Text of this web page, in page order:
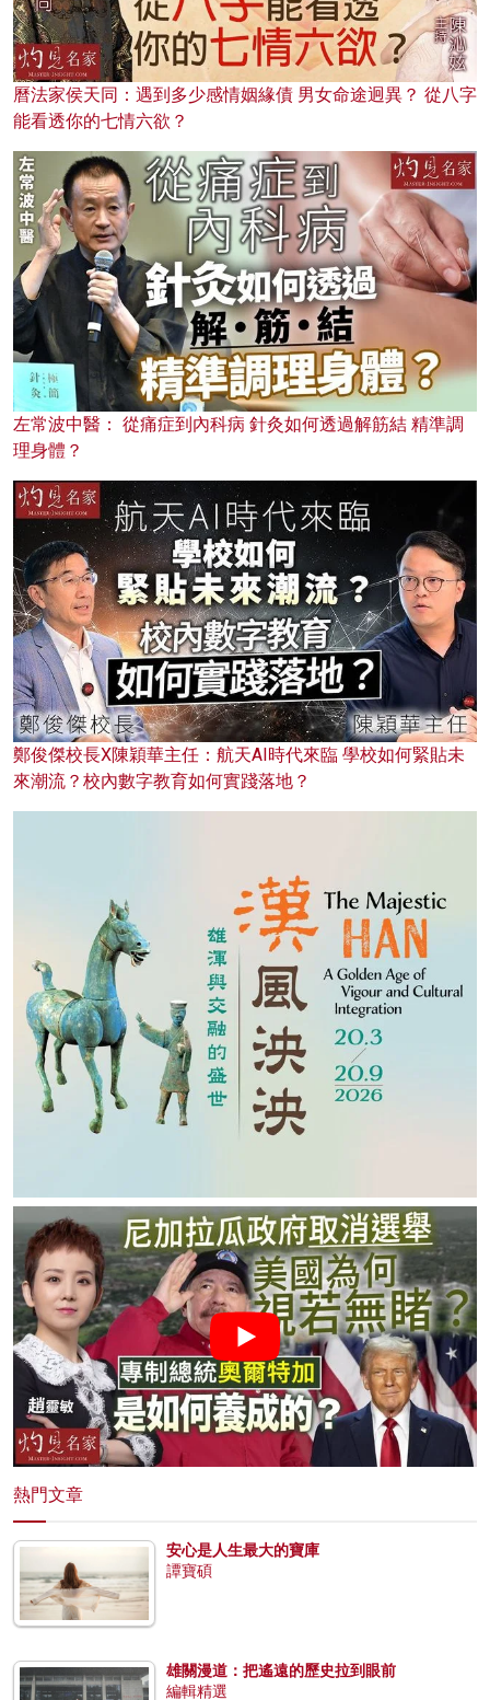
曆法家侯天同：遇到多少感情姻緣債 男女命途迥異？ 從八字
能看透你的七情六欲？
左常波中醫： 從痛症到內科病 針灸如何透過解筋結 精準調
理身體？
鄭俊傑校長X陳穎華主任：航天AI時代來臨 學校如何緊貼未
來潮流？校內數字教育如何實踐落地？
熱門文章
安心是人生最大的寶庫
譚寶碩
雄關漫道：把遙遠的歷史拉到眼前
編輯精選